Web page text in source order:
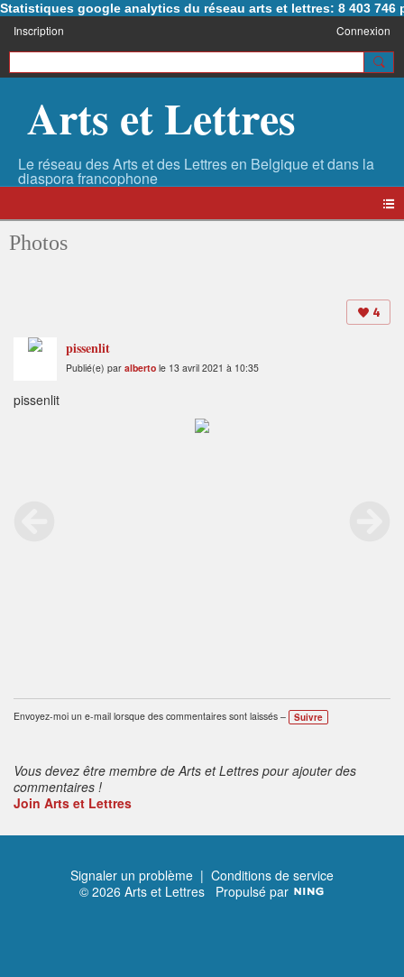
Statistiques google analytics du réseau arts et lettres: 8 403 746
Inscription Connexion
Arts et Lettres
Photos
4
pissenlit
Publié(e) par alberto le 13 avril 2021 à 10:35
pissenlit
Envoyez-moi un e-mail lorsque des commentaires sont laissés – Suivre
Vous devez être membre de Arts et Lettres pour ajouter des
commentaires !
Join Arts et Lettres
Signaler un problème | Conditions de service
© 2026 Arts et Lettres Propulsé par